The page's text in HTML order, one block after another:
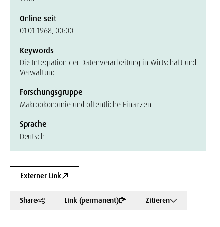
Online seit
01.01.1968, 00:00
Keywords
Die Integration der Datenverarbeitung in Wirtschaft und
Verwaltung
Forschungsgruppe
Makroökonomie und öffentliche Finanzen
Sprache
Deutsch
Externer Link
Share Link (permanent) Zitieren